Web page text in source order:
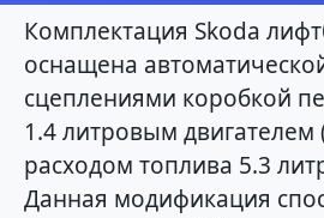
Комплектация Skoda
оснащена
сцеплениями коробкой
1.4 литровым двигателем
расходом топлива 5.3
Данная модификация